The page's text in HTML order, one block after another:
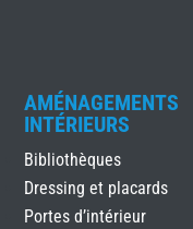
AMÉNAGEMENTS
INTÉRIEURS
Bibliothèques
Dressing et placards
Portes d’intérieur